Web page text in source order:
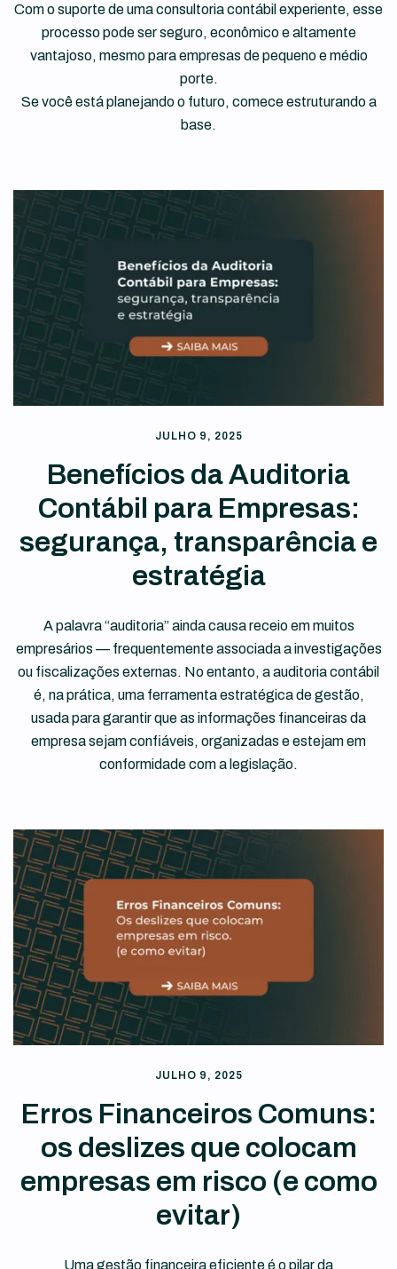
Com o suporte de uma consultoria contábil experiente, esse
processo pode ser seguro, econômico e altamente
vantajoso, mesmo para empresas de pequeno e médio
porte.
Se você está planejando o futuro, comece estruturando a
base.
JULHO 9, 2025
Benefícios da Auditoria
Contábil para Empresas:
segurança, transparência e
estratégia
A palavra “auditoria” ainda causa receio em muitos
empresários — frequentemente associada a investigações
ou fiscalizações externas. No entanto, a auditoria contábil
é, na prática, uma ferramenta estratégica de gestão,
usada para garantir que as informações financeiras da
empresa sejam confiáveis, organizadas e estejam em
conformidade com a legislação.
JULHO 9, 2025
Erros Financeiros Comuns:
os deslizes que colocam
empresas em risco (e como
evitar)
Uma gestão financeira eficiente é o pilar da